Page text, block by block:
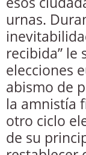
urnas.
recibida” le
elecciones
abismo de
la amnistía
otro ciclo
de su